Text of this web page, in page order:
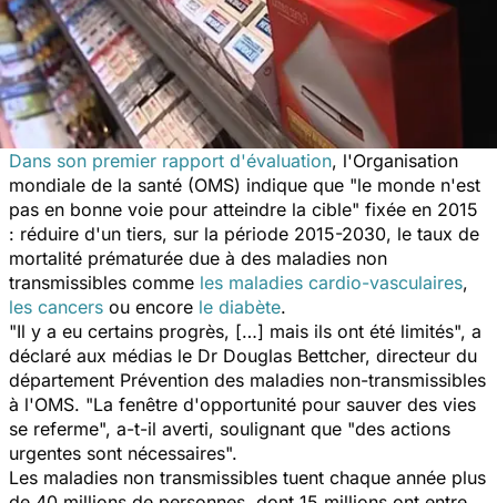
Dans son premier rapport d'évaluation, l'Organisation
mondiale de la santé (OMS) indique que "le monde n'est
pas en bonne voie pour atteindre la cible" fixée en 2015
: réduire d'un tiers, sur la période 2015-2030, le taux de
mortalité prématurée due à des maladies non
transmissibles comme les maladies cardio-vasculaires,
les cancers ou encore le diabète.
"Il y a eu certains progrès, […] mais ils ont été limités", a
déclaré aux médias le Dr Douglas Bettcher, directeur du
département Prévention des maladies non-transmissibles
à l'OMS. "La fenêtre d'opportunité pour sauver des vies
se referme", a-t-il averti, soulignant que "des actions
urgentes sont nécessaires".
Les maladies non transmissibles tuent chaque année plus